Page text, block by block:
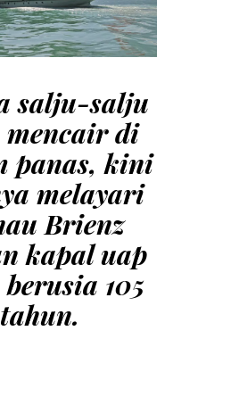
salju-salju
mencair di
panas, kini
melayari
Brienz
kapal uap
105
tahun.